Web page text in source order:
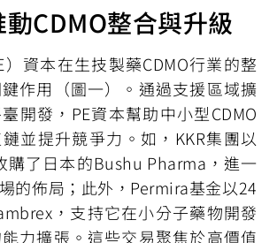
CDMO整合與升級
資本在生技製藥CDMO行業的整
作用（圖一）。通過支援區域擴
開發，PE資本幫助中小型CDMO
並提升競爭力。如，KKR集團以
購了日本的Bushu Pharma，進一
的佈局；此外，Permira基金以24
，支持它在小分子藥物開發
力擴張。這些交易聚焦於高價值